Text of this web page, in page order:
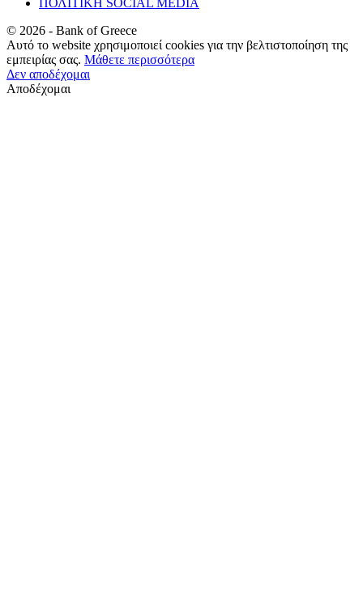
© 2026 - Bank of Greece
Αυτό το website χρησιμοποιεί cookies για την βελτιστοποίηση της
εμπειρίας σας. Μάθετε περισσότερα
Δεν αποδέχομαι
Αποδέχομαι